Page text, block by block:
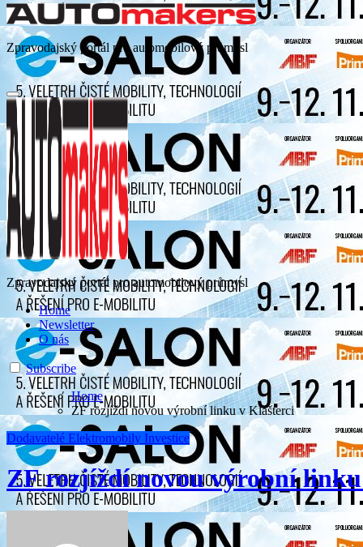
Zpravodajský portál pro automobilový průmysl
Zpravodajský portál pro automobilový průmysl
Home
Newsletter
O nás
Subscribe
Home
ZF rozjíždí novou výrobní linku v Klášterci
Dodavatelé Elektromobily Investice
ZF rozjíždí novou výrobní